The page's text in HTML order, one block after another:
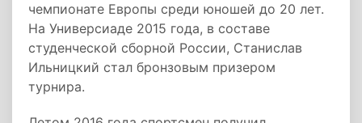
чемпионате Европы среди юношей до 20 лет.
На Универсиаде 2015 года, в составе
студенческой сборной России, Станислав
Ильницкий стал бронзовым призером
турнира.